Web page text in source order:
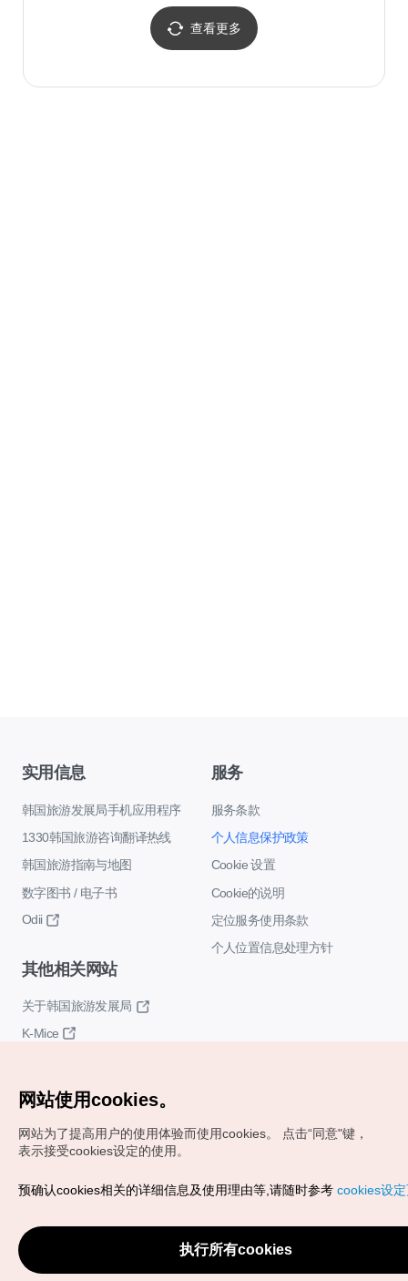
查看更多
实用信息
韩国旅游发展局手机应用程序
1330韩国旅游咨询翻译热线
韩国旅游指南与地图
数字图书 / 电子书
Odii
服务
服务条款
个人信息保护政策
Cookie 设置
Cookie的说明
定位服务使用条款
个人位置信息处理方针
其他相关网站
关于韩国旅游发展局
K-Mice
Copyrights (c) 韩国旅游发展局版权所有
VISITKOREA官方邮箱
chnsim@knto.or.kr
网站使用cookies。
网站为了提高用户的使用体验而使用cookies。
点击“同意"键，
表示接受cookies设定的使用。
预确认cookies相关的详细信息及使用理由等,请随时参考 cookies设
执行所有cookies